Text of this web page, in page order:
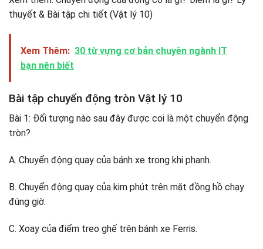
thuyết & Bài tập chi tiết (Vật lý 10)
Xem Thêm: 30 từ vựng cơ bản chuyên ngành IT
bạn nên biết
Bài tập chuyển động tròn Vật lý 10
Bài 1: Đối tượng nào sau đây được coi là một chuyển động
tròn?
A. Chuyển động quay của bánh xe trong khi phanh.
B. Chuyển động quay của kim phút trên mặt đồng hồ chạy
đúng giờ.
C. Xoay của điểm treo ghế trên bánh xe Ferris.